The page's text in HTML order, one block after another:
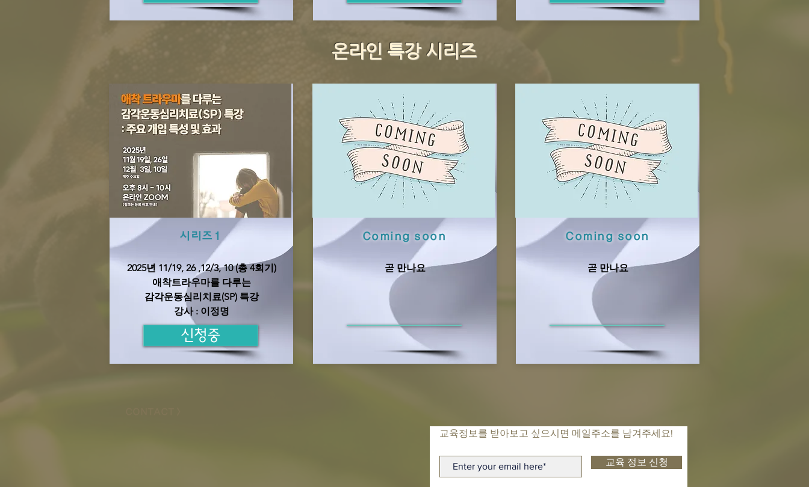
온라인 특강 시리즈
시리즈1
2025년 11/19, 26 ,12/3, 10 (총 4회기)
애착트라우마를 다루는
감각운동심리치료(SP) 특강
​강사 : 이정명
신청중
Coming soon
​곧 만나요
Coming soon
곧 만나요
​교육정보를 받아보고 싶으시면 메일주소를 남겨주세요!
교육 정보 신청